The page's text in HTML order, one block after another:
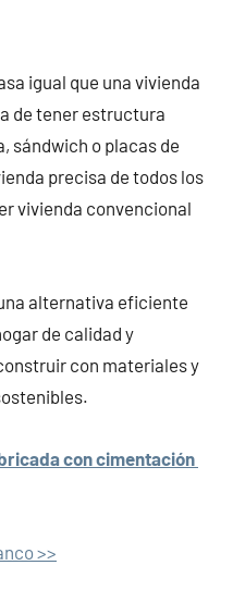
igual que una vivienda
de tener estructura
sándwich o placas de
precisa de todos los
vivienda convencional
alternativa eficiente
de calidad y
con materiales y
con cimentación
>>